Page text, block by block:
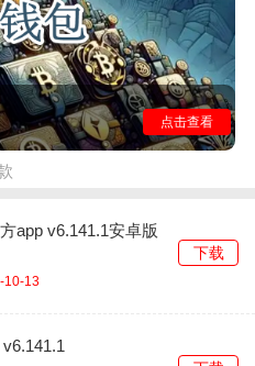
本大全。这里汇聚了
最新版下载安装、
方app正版下载安装
点击查看
app v6.141.1安卓版
10-13
下载